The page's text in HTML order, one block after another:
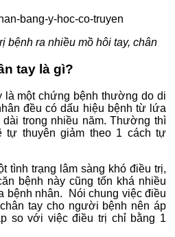
bệnh ra nhiều mồ hôi tay, chân
tay là gì?
là một chứng bệnh thường do di
đều có dấu hiệu bệnh từ lứa
trong nhiều năm. Thường thì
tự thuyên giảm theo 1 cách tự
tình trạng lâm sàng khó điều trị,
bệnh này cũng tốn khá nhiều
bệnh nhân. Nói chung việc điều
tay cho người bệnh nên áp
so với việc điều trị chỉ bằng 1